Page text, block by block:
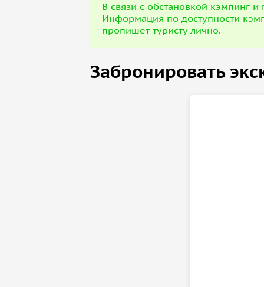
В связи с обстановкой кэмпинг
Информация по доступности
пропишет туристу лично.
Забронировать